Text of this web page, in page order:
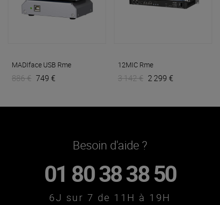
MADIface USB Rme
886 € 749 €
12MIC Rme
3 142 € 2 299 €
Besoin d'aide ?
01 80 38 38 50
6J sur 7 de 11H à 19H